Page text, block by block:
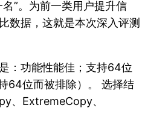
”。为前一类用户提升信
数据，这就是本次深入评测
：功能性能佳；支持64位
64位而被排除）。 选择结
、ExtremeCopy、